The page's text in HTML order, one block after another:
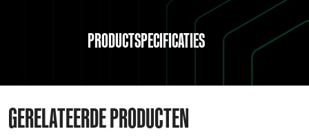
PRODUCTSPECIFICATIES
GERELATEERDE PRODUCTEN